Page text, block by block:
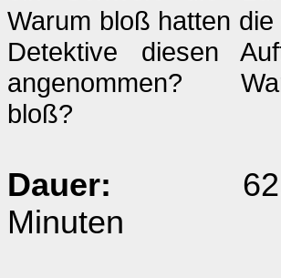
Warum bloß hatten die
Detektive diesen
angenommen?
bloß?
Dauer:
Minuten